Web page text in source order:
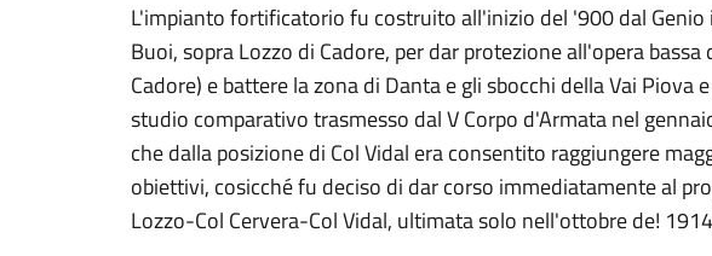
L'impianto fortificatorio fu costruito all'inizio del '900 dal Genio
Buoi, sopra Lozzo di Cadore, per dar protezione all'opera bassa
Cadore) e battere la zona di Danta e gli sbocchi della Vai Piova
studio comparativo trasmesso dal V Corpo d'Armata nel
che dalla posizione di Col Vidal era consentito raggiungere
obiettivi, cosicché fu deciso di dar corso immediatamente al
Lozzo-Col Cervera-Col Vidal, ultimata solo nell'ottobre de!